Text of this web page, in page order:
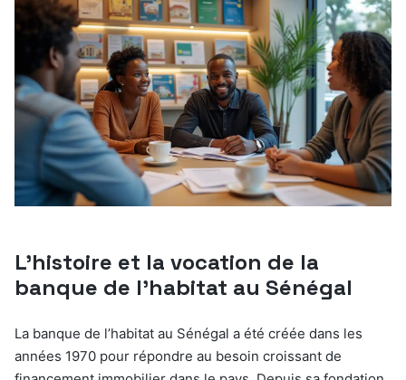
L’histoire et la vocation de la
banque de l’habitat au Sénégal
La banque de l’habitat au Sénégal a été créée dans les
années 1970 pour répondre au besoin croissant de